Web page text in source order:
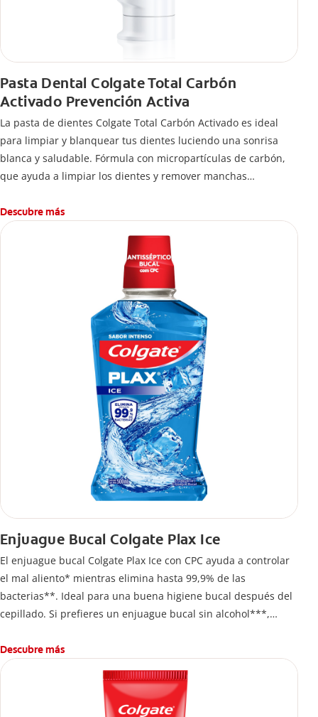
Pasta Dental Colgate Total Carbón
Activado Prevención Activa
La pasta de dientes Colgate Total Carbón Activado es ideal
para limpiar y blanquear tus dientes luciendo una sonrisa
blanca y saludable. Fórmula con micropartículas de carbón,
que ayuda a limpiar los dientes y remover manchas
¿Qué hace el carbón activado en una pasta dental y por qué
se usa para ayudar a remover manchas superficiales?
También encontrarás cómo incluirla en tu rutina, en casa o de
viaje, con tips de cepillado para una sonrisa sana.
Descubre más
Enjuague Bucal Colgate Plax Ice
El enjuague bucal Colgate Plax Ice con CPC ayuda a controlar
el mal aliento* mientras elimina hasta 99,9% de las
bacterias**. Ideal para una buena higiene bucal después del
cepillado. Si prefieres un enjuague bucal sin alcohol***,
Descubre más